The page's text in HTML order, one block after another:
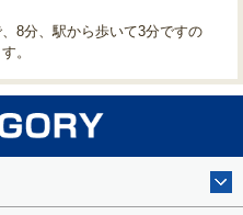
8分、駅から歩いて3分ですの
。